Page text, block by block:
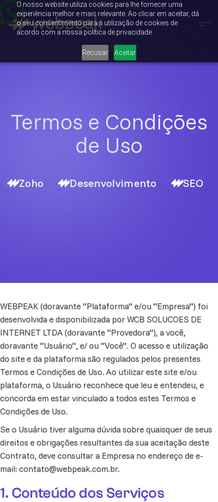
O nosso website utiliza cookies para lhe fornecer uma
experiência melhor e mais relevante. Ao clicar em aceitar, dá
o seu consentimento para a utilização de cookies de
acordo com a nossa política de privacidade.
Recusar Aceitar
Termos e Condições
de Uso
Zoho Desenvolvimento SEO
WEBPEAK (doravante “Plataforma” e/ou “Empresa”) foi
desenvolvida e disponibilizada por WCB SOLUCOES DE
INTERNET LTDA (doravante “Provedora”), a você,
doravante “Usuário”, e/ ou “Você”. O acesso e utilização
do site e da plataforma são regulados pelos presentes
Termos e Condições de Uso. Ao utilizar este site e/ou
plataforma, o Usuário reconhece que leu e entendeu, e
concorda em estar vinculado a todos estes Termos e
Condições de Uso.
Se o Usuário tiver alguma dúvida sobre quaisquer de seus
direitos e obrigações resultantes da sua aceitação deste
Contrato, deve consultar a Empresa no endereço de e-
mail:contato@webpeak.com.br.
1. Conteúdo dos Serviços